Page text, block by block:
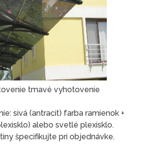
tmavé vyhotovenie
sivá (antracit) farba ramienok +
alebo svetlé plexisklo.
špecifikujte pri objednávke.